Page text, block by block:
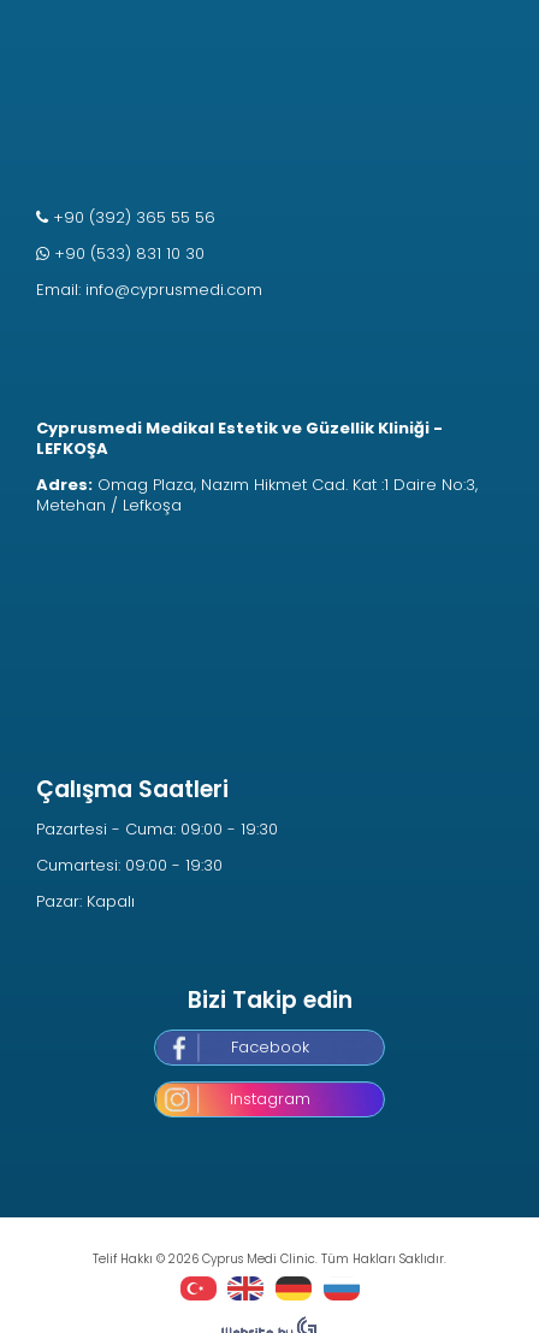
+90 (392) 365 55 56
+90 (533) 831 10 30
Email: info@cyprusmedi.com
Cyprusmedi Medikal Estetik ve Güzellik Kliniği -
LEFKOŞA
Adres: Omag Plaza, Nazım Hikmet Cad. Kat :1 Daire No:3,
Metehan / Lefkoşa
Çalışma Saatleri
Pazartesi - Cuma: 09:00 - 19:30
Cumartesi: 09:00 - 19:30
Pazar: Kapalı
Bizi Takip edin
Facebook
Instagram
Telif Hakkı © 2026 Cyprus Medi Clinic. Tüm Hakları Saklıdır.